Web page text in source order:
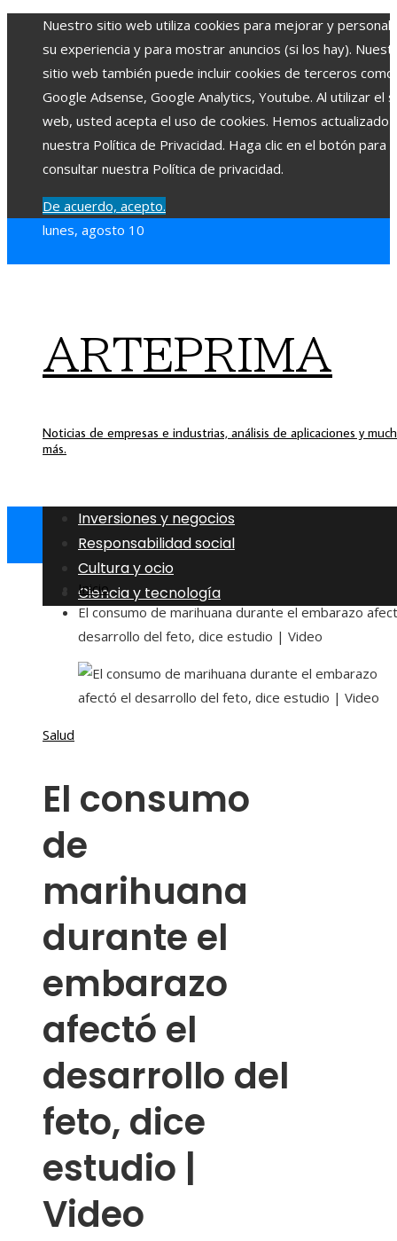
Nuestro sitio web utiliza cookies para mejorar y
su experiencia y para mostrar anuncios (si los hay).
sitio web también puede incluir cookies de terceros como
Google Adsense, Google Analytics, Youtube. Al utilizar el
web, usted acepta el uso de cookies. Hemos actualizado
nuestra Política de Privacidad. Haga clic en el botón para
consultar nuestra Política de privacidad.
De acuerdo, acepto.
lunes, agosto 10
ARTEPRIMA
Noticias de empresas e industrias, análisis de aplicaciones y
más.
Inversiones y negocios
Responsabilidad social
Cultura y ocio
Ciencia y tecnología
Inicio
El consumo de marihuana durante el embarazo
desarrollo del feto, dice estudio | Video
Salud
El consumo
de
marihuana
durante el
embarazo
afectó el
desarrollo del
feto, dice
estudio |
Video